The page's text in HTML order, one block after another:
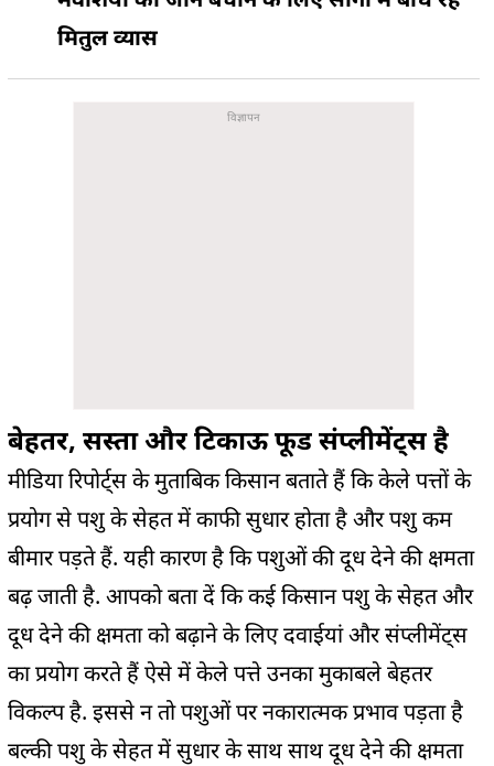
मितुल व्यास
बेहतर, सस्ता और टिकाऊ फूड संप्लीमेंट्स है
मीडिया रिपोर्ट्स के मुताबिक किसान बताते हैं कि केले पत्तों के
प्रयोग से पशु के सेहत में काफी सुधार होता है और पशु कम
बीमार पड़ते हैं. यही कारण है कि पशुओं की दूध देने की क्षमता
बढ़ जाती है. आपको बता दें कि कई किसान पशु के सेहत और
दूध देने की क्षमता को बढ़ाने के लिए दवाईयां और संप्लीमेंट्स
का प्रयोग करते हैं ऐसे में केले पत्ते उनका मुकाबले बेहतर
विकल्प है. इससे न तो पशुओं पर नकारात्मक प्रभाव पड़ता है
बल्की पशु के सेहत में सुधार के साथ साथ दूध देने की क्षमता